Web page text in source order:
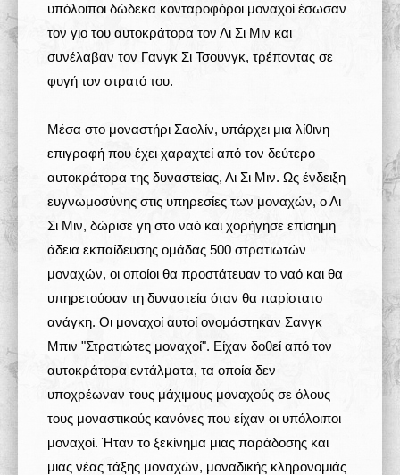
υπόλοιποι δώδεκα κονταροφόροι μοναχοί έσωσαν
τον γιο του αυτοκράτορα τον Λι Σι Μιν και
συνέλαβαν τον Γανγκ Σι Τσουνγκ, τρέποντας σε
φυγή τον στρατό του.
Μέσα στο μοναστήρι Σαολίν, υπάρχει μια λίθινη
επιγραφή που έχει χαραχτεί από τον δεύτερο
αυτοκράτορα της δυναστείας, Λι Σι Μιν. Ως ένδειξη
ευγνωμοσύνης στις υπηρεσίες των μοναχών, ο Λι
Σι Μιν, δώρισε γη στο ναό και χορήγησε επίσημη
άδεια εκπαίδευσης ομάδας 500 στρατιωτών
μοναχών, οι οποίοι θα προστάτευαν το ναό και θα
υπηρετούσαν τη δυναστεία όταν θα παρίστατο
ανάγκη. Οι μοναχοί αυτοί ονομάστηκαν Σανγκ
Μπιν "Στρατιώτες μοναχοί". Είχαν δοθεί από τον
αυτοκράτορα εντάλματα, τα οποία δεν
υποχρέωναν τους μάχιμους μοναχούς σε όλους
τους μοναστικούς κανόνες που είχαν οι υπόλοιποι
μοναχοί. Ήταν το ξεκίνημα μιας παράδοσης και
μιας νέας τάξης μοναχών, μοναδικής κληρονομιάς